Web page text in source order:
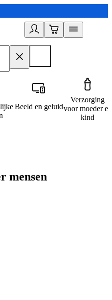
Beeld en geluid
Verzorging
voor moeder en
kind
mensen